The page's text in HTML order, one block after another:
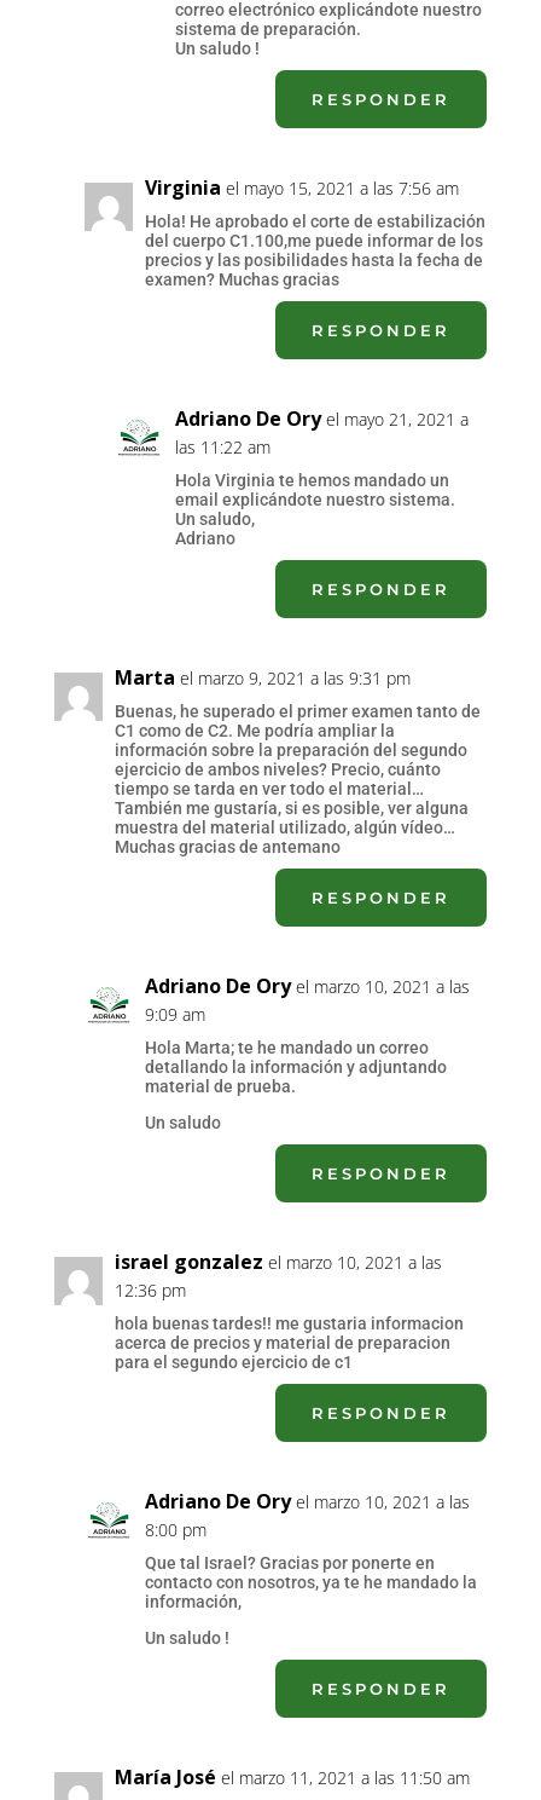
correo electrónico explicándote nuestro
sistema de preparación.
Un saludo !
RESPONDER
Virginia el mayo 15, 2021 a las 7:56 am
Hola! He aprobado el corte de estabilización
del cuerpo C1.100,me puede informar de los
precios y las posibilidades hasta la fecha de
examen? Muchas gracias
RESPONDER
Adriano De Ory el mayo 21, 2021 a
las 11:22 am
Hola Virginia te hemos mandado un
email explicándote nuestro sistema.
Un saludo,
Adriano
RESPONDER
Marta el marzo 9, 2021 a las 9:31 pm
Buenas, he superado el primer examen tanto de
C1 como de C2. Me podría ampliar la
información sobre la preparación del segundo
ejercicio de ambos niveles? Precio, cuánto
tiempo se tarda en ver todo el material…
También me gustaría, si es posible, ver alguna
muestra del material utilizado, algún vídeo…
Muchas gracias de antemano
RESPONDER
Adriano De Ory el marzo 10, 2021 a las
9:09 am
Hola Marta; te he mandado un correo
detallando la información y adjuntando
material de prueba.
Un saludo
RESPONDER
israel gonzalez el marzo 10, 2021 a las
12:36 pm
hola buenas tardes!! me gustaria informacion
acerca de precios y material de preparacion
para el segundo ejercicio de c1
RESPONDER
Adriano De Ory el marzo 10, 2021 a las
8:00 pm
Que tal Israel? Gracias por ponerte en
contacto con nosotros, ya te he mandado la
información,
Un saludo !
RESPONDER
María José el marzo 11, 2021 a las 11:50 am